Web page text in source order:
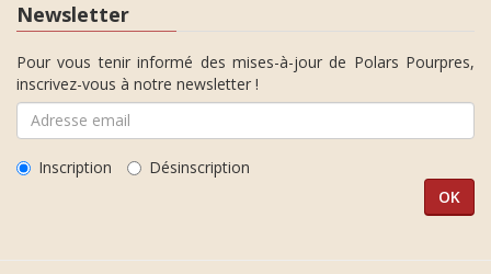
Newsletter
Pour vous tenir informé des mises-à-jour de Polars Pourpres,
inscrivez-vous à notre newsletter !
Inscription Désinscription